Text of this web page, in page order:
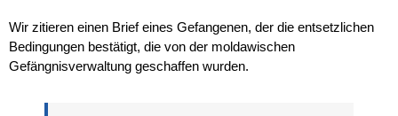
Wir zitieren einen Brief eines Gefangenen, der die entsetzlichen
Bedingungen bestätigt, die von der moldawischen
Gefängnisverwaltung geschaffen wurden.